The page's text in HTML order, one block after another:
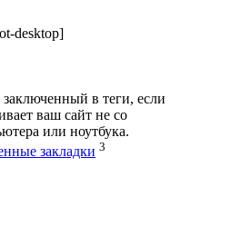
desktop]
заключенный в теги, если
ваш сайт не со
или ноутбука.
закладки 3